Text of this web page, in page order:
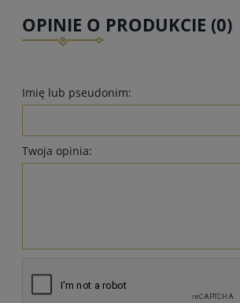
OPINIE O PRODUKCIE (0)
Imię lub pseudonim:
Twoja opinia: